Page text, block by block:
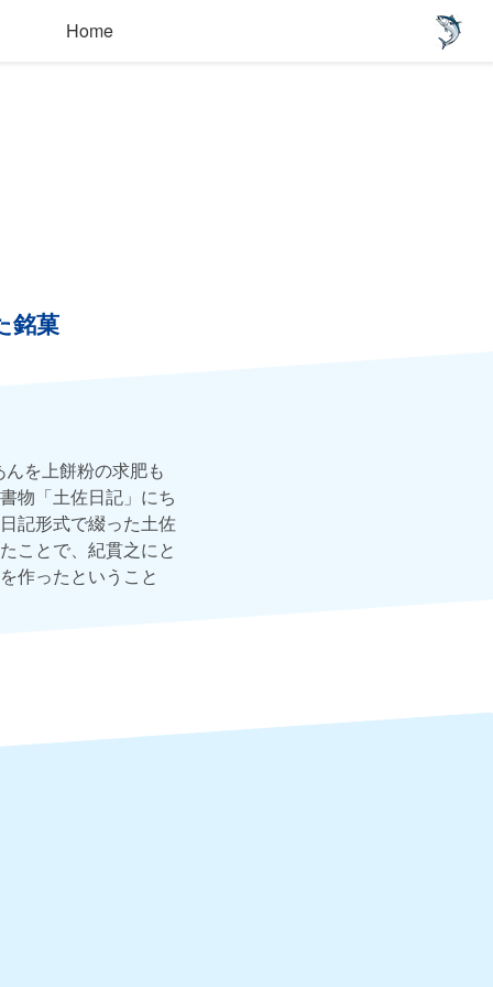
Home
銘菓
を上餅粉の求肥も
物「土佐日記」にち
記形式で綴った土佐
ことで、紀貫之にと
作ったということ